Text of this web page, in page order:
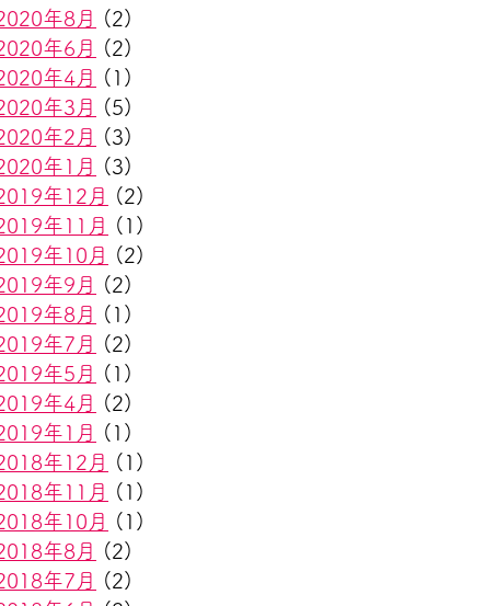
年8月
(2)
年6月
(2)
年4月
(1)
年3月
(5)
年2月
(3)
年1月
(3)
年12月
(2)
年11月
(1)
年10月
(2)
年9月
(2)
年8月
(1)
年7月
(2)
年5月
(1)
年4月
(2)
年1月
(1)
年12月
(1)
年11月
(1)
年10月
(1)
年8月
(2)
年7月
(2)